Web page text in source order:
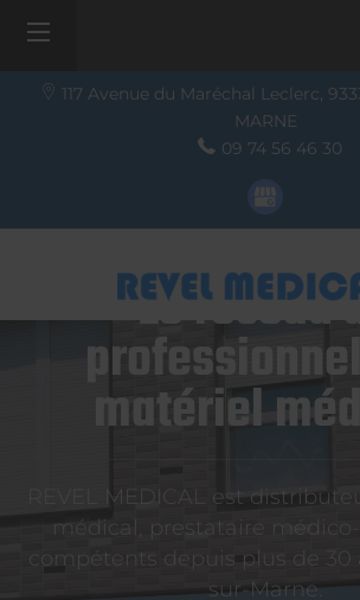
117 Avenue du Maréchal Leclerc,
MARNE
09 74 56 46 30
Le réseau
matériel
REVEL MEDICAL est
médical, prestataire
compétents depuis plus de 30
sur-Marne.